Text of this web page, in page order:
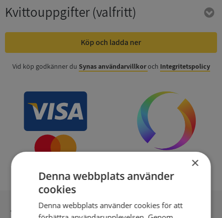
Kvittouppgifter(valfritt)
Köp och ladda ner
Vid köp godkänner du Synas användarvillkoroch Integritetspolicy
Inga kopior till omfrågad
×
Denna webbplats använder
cookies
Denna webbplats använder cookies för att